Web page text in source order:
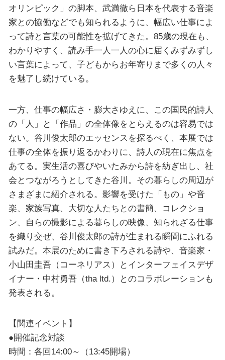
オリンピック」の脚本、武満徹ら日本を代表する音楽
家との協働などでも知られるように、幅広い仕事によ
って詩と言葉の可能性を拡げてきた。85歳の現在も、
わかりやすく、読み手一人一人の心に届くみずみずし
い言葉によって、子どもからお年寄りまで多くの人々
を魅了し続けている。
一方、仕事の幅広さ・膨大さゆえに、この国民的詩人
の「人」と「作品」の全体像をとらえるのは容易では
ない。谷川俊太郎のエッセンスを探るべく、本展では
仕事の全体を振り返るかわりに、詩人の現在に焦点を
あてる。実生活の喜びやいたみから詩を紡ぎ出し、社
会とつながろうとしてきた谷川。その暮らしの周辺が
さまざまに紹介される。影響を受けた「もの」や音
楽、家族写真、大切な人たちとの書簡、コレクショ
ン、自らの撮影による暮らしの映像、知られざる仕事
を織り交ぜ、谷川俊太郎の詩が生まれる瞬間にふれる
試みだ。本展のために書き下ろされる詩や、音楽家・
小山田圭吾（コーネリアス）とインターフェイスデザ
イナー・中村勇吾（tha ltd.）とのコラボレーションも
発表される。
【関連イベント】
●開催記念対談
時間：各回14:00～（13:45開場）